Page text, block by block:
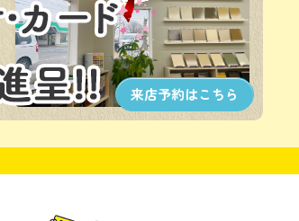
来店予約はこちら